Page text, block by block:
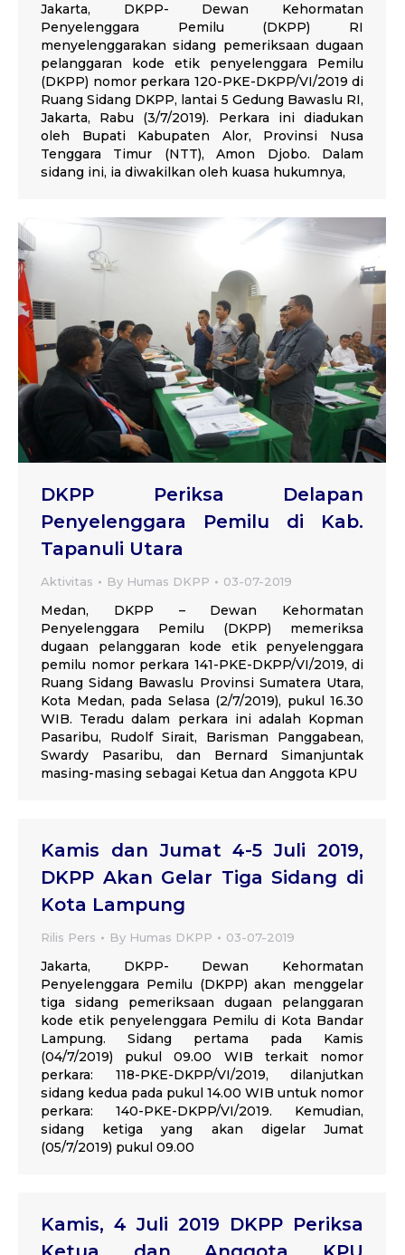
Jakarta, DKPP- Dewan Kehormatan
Penyelenggara Pemilu (DKPP) RI
menyelenggarakan sidang pemeriksaan dugaan
pelanggaran kode etik penyelenggara Pemilu
(DKPP) nomor perkara 120-PKE-DKPP/VI/2019 di
Ruang Sidang DKPP, lantai 5 Gedung Bawaslu RI,
Jakarta, Rabu (3/7/2019). Perkara ini diadukan
oleh Bupati Kabupaten Alor, Provinsi Nusa
Tenggara Timur (NTT), Amon Djobo. Dalam
sidang ini, ia diwakilkan oleh kuasa hukumnya,
DKPP Periksa Delapan
Penyelenggara Pemilu di Kab.
Tapanuli Utara
Aktivitas By Humas DKPP 03-07-2019
Medan, DKPP – Dewan Kehormatan
Penyelenggara Pemilu (DKPP) memeriksa
dugaan pelanggaran kode etik penyelenggara
pemilu nomor perkara 141-PKE-DKPP/VI/2019, di
Ruang Sidang Bawaslu Provinsi Sumatera Utara,
Kota Medan, pada Selasa (2/7/2019), pukul 16.30
WIB. Teradu dalam perkara ini adalah Kopman
Pasaribu, Rudolf Sirait, Barisman Panggabean,
Swardy Pasaribu, dan Bernard Simanjuntak
masing-masing sebagai Ketua dan Anggota KPU
Kamis dan Jumat 4-5 Juli 2019,
DKPP Akan Gelar Tiga Sidang di
Kota Lampung
Rilis Pers By Humas DKPP 03-07-2019
Jakarta, DKPP- Dewan Kehormatan
Penyelenggara Pemilu (DKPP) akan menggelar
tiga sidang pemeriksaan dugaan pelanggaran
kode etik penyelenggara Pemilu di Kota Bandar
Lampung. Sidang pertama pada Kamis
(04/7/2019) pukul 09.00 WIB terkait nomor
perkara: 118-PKE-DKPP/VI/2019, dilanjutkan
sidang kedua pada pukul 14.00 WIB untuk nomor
perkara: 140-PKE-DKPP/VI/2019. Kemudian,
sidang ketiga yang akan digelar Jumat
(05/7/2019) pukul 09.00
Kamis, 4 Juli 2019 DKPP Periksa